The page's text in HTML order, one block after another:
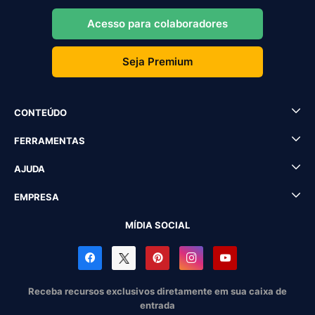
Acesso para colaboradores
Seja Premium
CONTEÚDO
FERRAMENTAS
AJUDA
EMPRESA
MÍDIA SOCIAL
Receba recursos exclusivos diretamente em sua caixa de
entrada